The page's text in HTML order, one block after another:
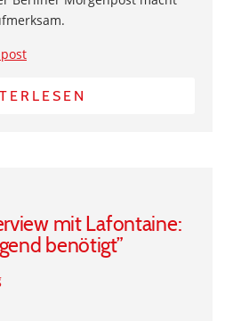
mit Lafontaine:
benötigt”